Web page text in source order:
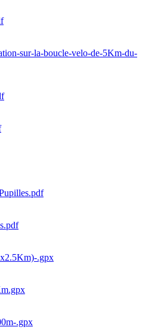
sur-la-boucle-velo-de-5Km-du-
.gpx
.gpx